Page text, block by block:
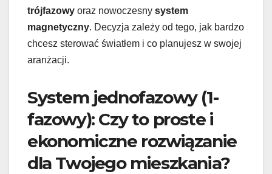
trójfazowy oraz nowoczesny system
magnetyczny. Decyzja zależy od tego, jak bardzo
chcesz sterować światłem i co planujesz w swojej
aranżacji.
System jednofazowy (1-
fazowy): Czy to proste i
ekonomiczne rozwiązanie
dla Twojego mieszkania?